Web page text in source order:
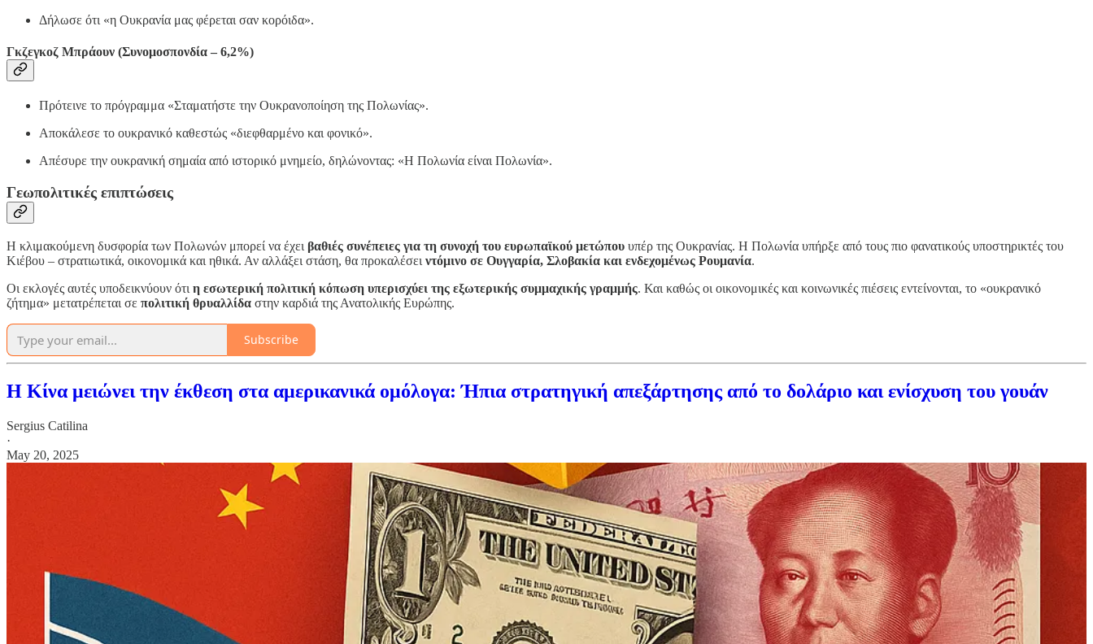
Δήλωσε ότι «η Ουκρανία μας φέρεται σαν κορόιδα».
Γκζεγκοζ Μπράουν (Συνομοσπονδία – 6,2%)
Πρότεινε το πρόγραμμα «Σταματήστε την Ουκρανοποίηση της Πολωνίας».
Αποκάλεσε το ουκρανικό καθεστώς «διεφθαρμένο και φονικό».
Απέσυρε την ουκρανική σημαία από ιστορικό μνημείο, δηλώνοντας: «Η Πολωνία είναι Πολωνία».
Γεωπολιτικές επιπτώσεις
Η κλιμακούμενη δυσφορία των Πολωνών μπορεί να έχει βαθιές συνέπειες για τη συνοχή του ευρωπαϊκού μετώπου υπέρ της Ουκρανίας. Η Πολωνία υπήρξε από τους πιο φανατικούς υποστηρικτές του
Κιέβου – στρατιωτικά, οικονομικά και ηθικά. Αν αλλάξει στάση, θα προκαλέσει ντόμινο σε Ουγγαρία, Σλοβακία και ενδεχομένως Ρουμανία.
Οι εκλογές αυτές υποδεικνύουν ότι η εσωτερική πολιτική κόπωση υπερισχύει της εξωτερικής συμμαχικής γραμμής. Και καθώς οι οικονομικές και κοινωνικές πιέσεις εντείνονται, το «ουκρανικό
ζήτημα» μετατρέπεται σε πολιτική θρυαλλίδα στην καρδιά της Ανατολικής Ευρώπης.
Subscribe
Η Κίνα μειώνει την έκθεση στα αμερικανικά ομόλογα: Ήπια στρατηγική απεξάρτησης από το δολάριο και ενίσχυση του γουάν
Sergius Catilina
·
May 20, 2025